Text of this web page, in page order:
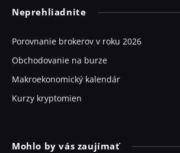
Neprehliadnite
Porovnanie brokerov v roku 2026
Obchodovanie na burze
Makroekonomický kalendár
Kurzy kryptomien
Mohlo by vás zaujímať